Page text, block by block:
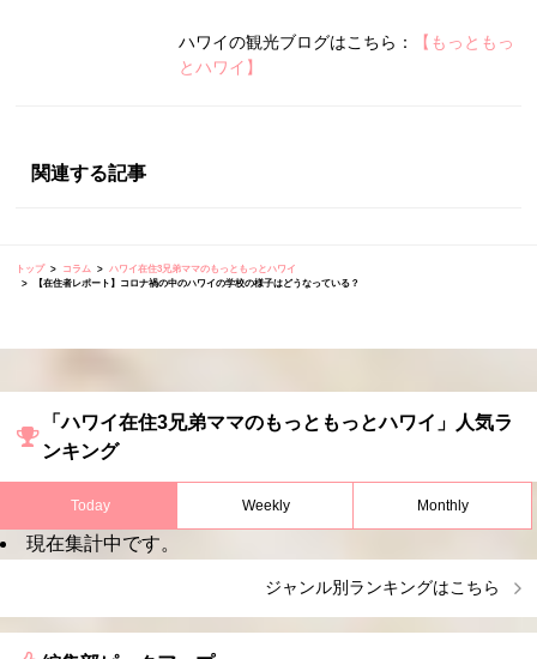
ハワイの観光ブログはこちら：
【もっともっ
とハワイ】
関連する記事
トップ コラム
ハワイ在住3兄弟ママのもっともっとハワイ
【在住者レポート】コロナ禍の中のハワイの学校の様子はどうなっている？
「ハワイ在住3兄弟ママのもっともっとハワイ」人気ラ
ンキング
Today Weekly Monthly
現在集計中です。
ジャンル別ランキングはこちら